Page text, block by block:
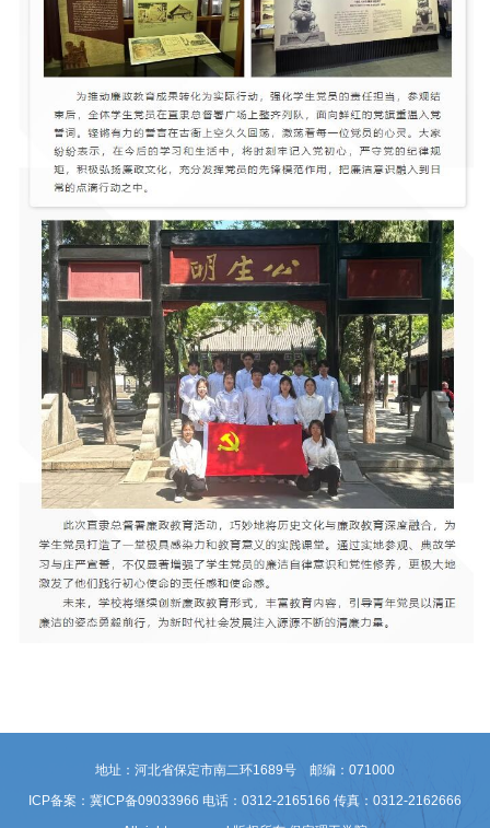
地址：河北省保定市南二环1689号 邮编：071000
ICP备案：冀ICP备09033966 电话：0312-2165166 传真：0312-2162666